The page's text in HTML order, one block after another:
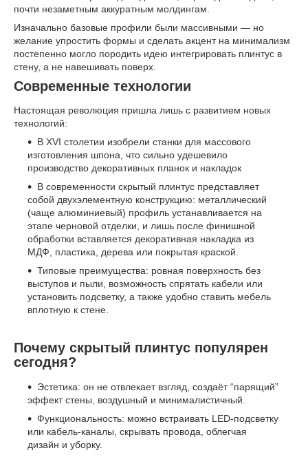
почти незаметным аккуратным молдингам.
Изначально базовые профили были массивными — но
желание упростить формы и сделать акцент на минимализм
постепенно могло породить идею интегрировать плинтус в
стену, а не навешивать поверх.
Современные технологии
Настоящая революция пришла лишь с развитием новых
технологий:
В XVI столетии изобрели станки для массового
изготовления шпона, что сильно удешевило
производство декоративных планок и накладок
В современности скрытый плинтус представляет
собой двухэлементную конструкцию: металлический
(чаще алюминиевый) профиль устанавливается на
этапе черновой отделки, и лишь после финишной
обработки вставляется декоративная накладка из
МДФ, пластика, дерева или покрытая краской.
Типовые преимущества: ровная поверхность без
выступов и пыли, возможность спрятать кабели или
установить подсветку, а также удобно ставить мебель
вплотную к стене.
Почему скрытый плинтус популярен
сегодня?
Эстетика: он не отвлекает взгляд, создаёт “парящий”
эффект стены, воздушный и минималистичный.
Функциональность: можно встраивать LED-подсветку
или кабель‑каналы, скрывать провода, облегчая
дизайн и уборку.